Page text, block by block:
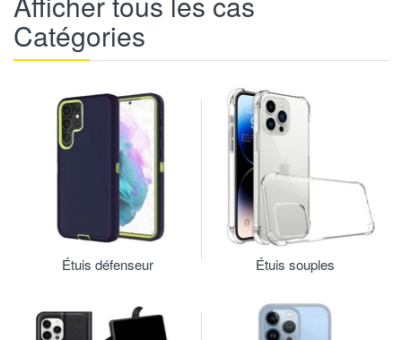
Catégories
Étuis défenseur Étuis souples